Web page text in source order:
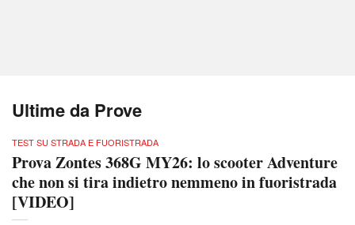
Ultime da Prove
TEST SU STRADA E FUORISTRADA
Prova Zontes 368G MY26: lo scooter Adventure
che non si tira indietro nemmeno in fuoristrada
[VIDEO]